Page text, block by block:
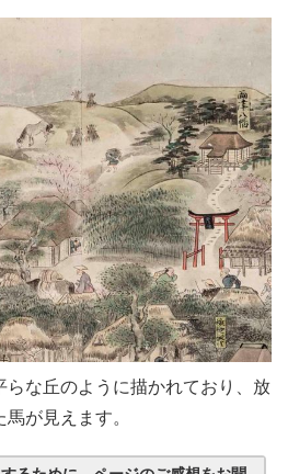
らな丘のように描かれており、放
馬が見えます。